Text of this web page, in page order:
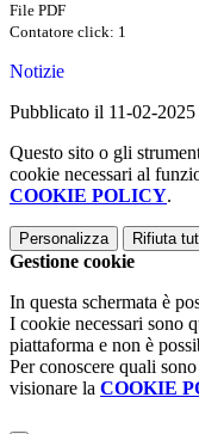
File PDF
Contatore click: 1
Notizie
Pubblicato il 11-02-2025
Questo sito o gli
cookie necessari al
COOKIE POLICY.
Personalizza Rifiuta
Gestione cookie
In questa schermata è
I cookie necessari sono
piattaforma e non è
Per conoscere quali
visionare la COOKIE